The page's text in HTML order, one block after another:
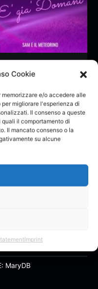
Cookie
e/o accedere alle
migliorare l'esperienza di
Il consenso a queste
il comportamento di
Il mancato consenso o la
su alcune
Imprint
E’ gia’ Domani
sameilmeteorino
MaryDB